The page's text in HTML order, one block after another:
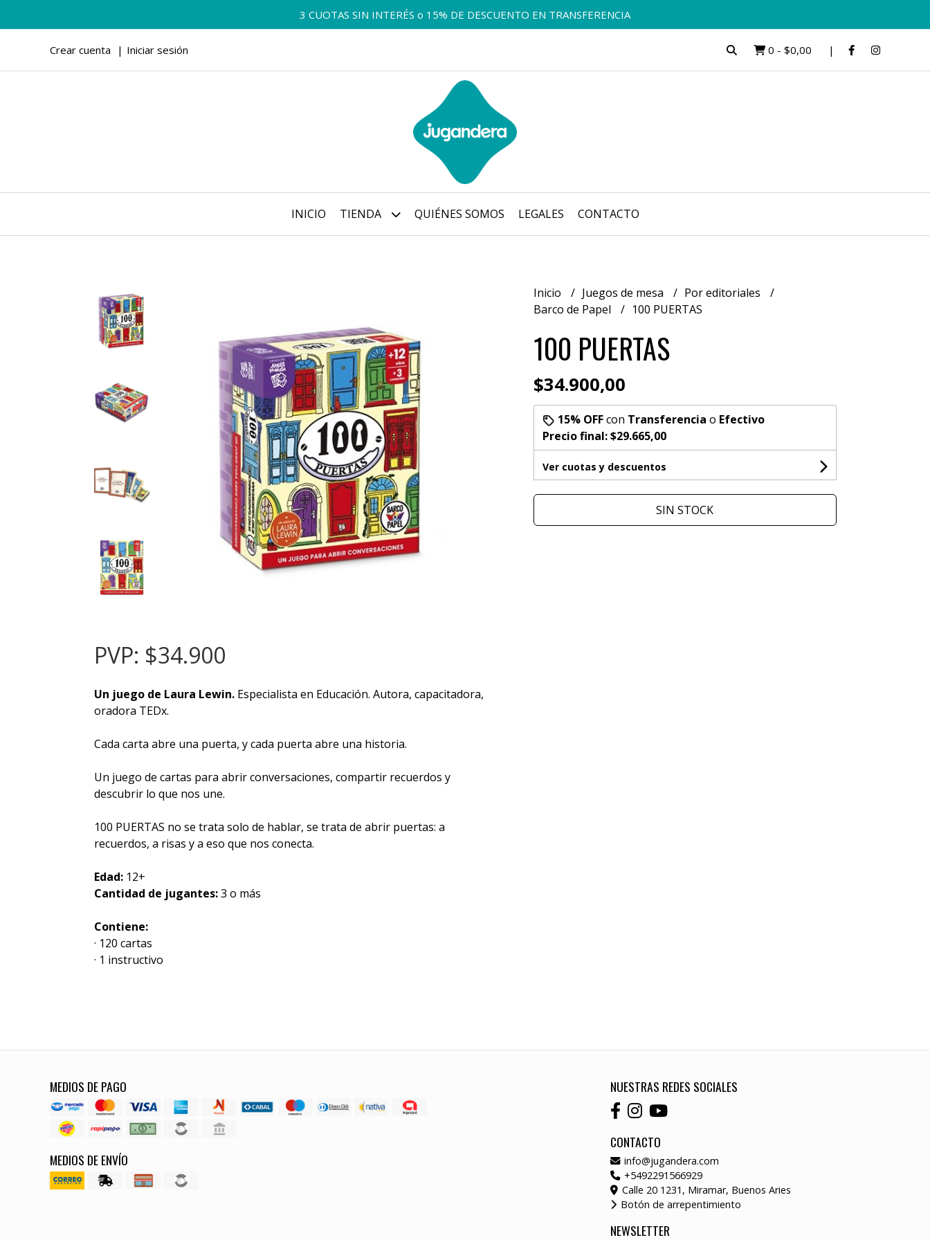
3 CUOTAS SIN INTERÉS o 15% DE DESCUENTO EN TRANSFERENCIA
Crear cuenta Iniciar sesión 0 - $0,00
INICIO TIENDA QUIÉNES SOMOS LEGALES CONTACTO
PVP: $34.900
Un juego de Laura Lewin.Especialista en Educación. Autora, capacitadora,
oradora TEDx.
Cada carta abre una puerta, y cada puerta abre una historia.
Un juego de cartas para abrir conversaciones, compartir recuerdos y
descubrir lo que nos une.
100 PUERTAS no se trata solo de hablar, se trata de abrir puertas: a
recuerdos, a risas y a eso que nos conecta.
Edad: 12+
Cantidad de jugantes:3 o más
Contiene:
· 120 cartas
· 1 instructivo
Inicio Juegos de mesa
Por editoriales
Barco de Papel
100 PUERTAS
100 PUERTAS
$34.900,00
15% OFFcon Transferencia o Efectivo
Precio final:$29.665,00
Ver cuotas y descuentos
SIN STOCK
MEDIOS DE PAGO
MEDIOS DE ENVÍO
NUESTRAS REDES SOCIALES
CONTACTO
info@jugandera.com
+5492291566929
Calle 20 1231, Miramar, Buenos Aries
Botón de arrepentimiento
NEWSLETTER